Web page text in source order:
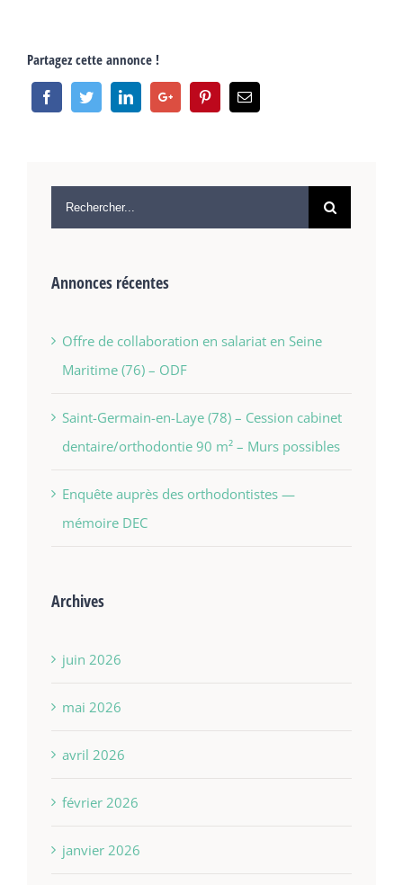
Partagez cette annonce !
Annonces récentes
Offre de collaboration en salariat en Seine
Maritime (76) – ODF
Saint-Germain-en-Laye (78) – Cession cabinet
dentaire/orthodontie 90 m² – Murs possibles
Enquête auprès des orthodontistes —
mémoire DEC
Archives
juin 2026
mai 2026
avril 2026
février 2026
janvier 2026